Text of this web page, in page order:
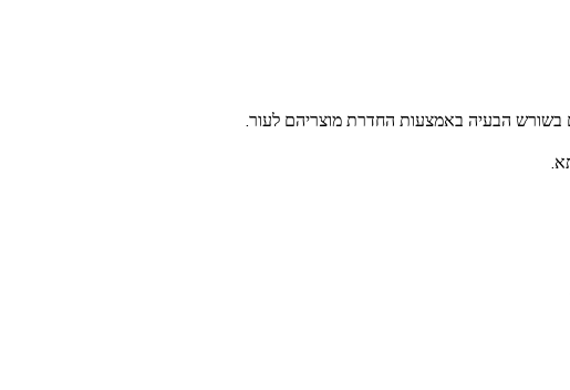
בשורש הבעיה באמצעות החדרת מוצריהם לעור.